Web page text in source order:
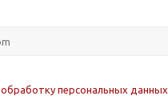
обработку персональных данных